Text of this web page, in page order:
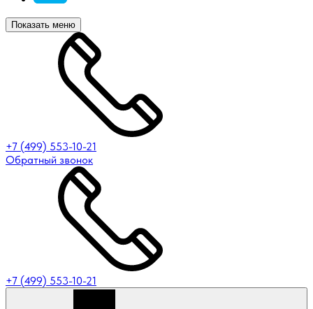
Показать меню
+7 (499) 553-10-21
Обратный звонок
+7 (499) 553-10-21